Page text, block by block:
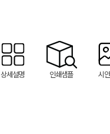
상세설명 인쇄샘플 시